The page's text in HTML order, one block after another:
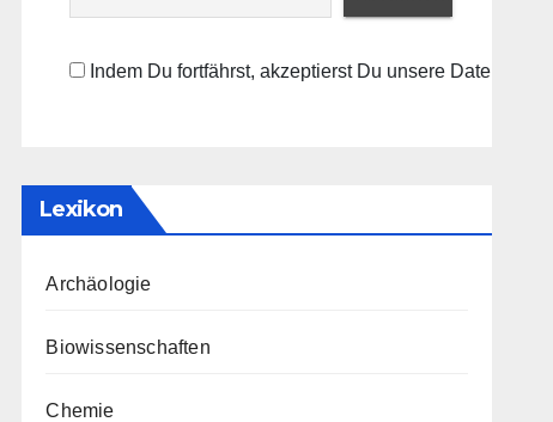
Indem Du fortfährst, akzeptierst Du unsere
Lexikon
Archäologie
Biowissenschaften
Chemie